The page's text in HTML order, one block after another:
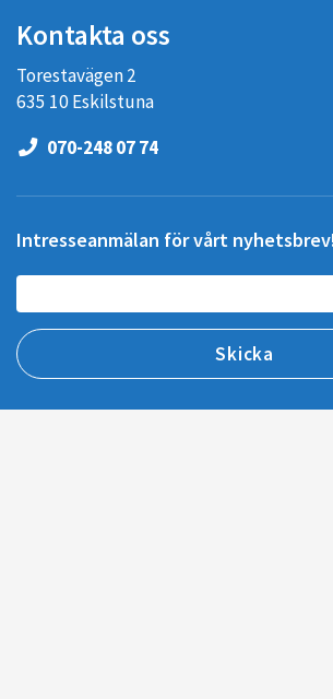
Kontakta oss
Torestavägen 2
635 10 Eskilstuna
070-248 07 74
Intresseanmälan för vårt